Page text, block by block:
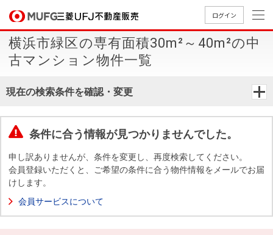
ログイン
買いたいTOP
中古
マン
築・
売りたいTOP
無
料
却
店舗案内TOP
店舗のご
案内（首
案内（名
案内（関
会社情報TOP
ごあいさ
つ
要
Way
採用情報TOP
新卒採用
情報
採用情報
買いたい
売りたい
店舗案内
会社情報
採用情報
横浜市緑区の専有面積30m²～40m²の中
古マンション物件一覧
現在の検索条件を確認・変更
条件に合う情報が見つかりませんでした。
申し訳ありませんが、条件を変更し、再度検索してください。
会員登録いただくと、ご希望の条件に合う物件情報をメールでお届
けします。
会員サービスについて